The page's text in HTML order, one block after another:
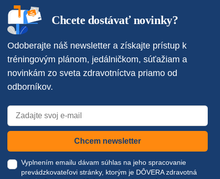
Chcete dostávať novinky?
Odoberajte náš newsletter a získajte prístup k
tréningovým plánom, jedálničkom, súťažiam a
novinkám zo sveta zdravotníctva priamo od
odborníkov.
Chcem newsletter
Vyplnením emailu dávam súhlas na jeho spracovanie
prevádzkovateľovi stránky, ktorým je DÔVERA zdravotná